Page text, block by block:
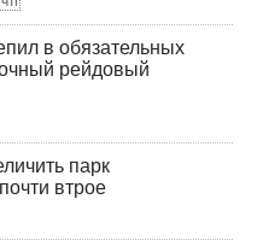
в обязательных
рейдовый
парк
втрое